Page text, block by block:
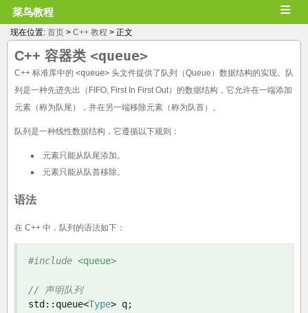
菜鸟教程 ≡
现在位置: 首页 > C++ 教程 > 正文
C++ 容器类 <queue>
C++ 标准库中的 <queue> 头文件提供了队列（Queue）数据结构的实现。队
列是一种先进先出（FIFO, First In First Out）的数据结构，它允许在一端添加
元素（称为队尾），并在另一端移除元素（称为队首）。
队列是一种线性数据结构，它遵循以下规则：
元素只能从队尾添加。
元素只能从队首移除。
语法
在 C++ 中，队列的语法如下：
#include <queue>
// 声明队列
std :: queue<Type> q;